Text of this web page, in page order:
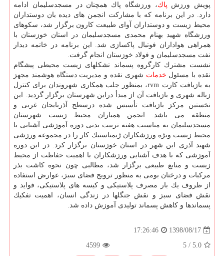
پویش ورزش پاك، ورزشگاه پاك همچنان در مسجدسلیمان ادامه
دارد. در این برنامه كه با مشاركت انجمن های دیده بان دوستداران
محیط زیست و دوستداران آوای طبیعت كارون برگزار شد، سكوهای
ورزشگاه شهید بهنام محمدی مسجدسلیمان در استان خوزستان با
همراهی هواداران فوتبال پاكسازی شد. این برنامه در خاتمه دیدار
نفت مسجدسلیمان و فولاد خوزستان انجام گرفت.
نشست مشترك كارگروه پسماند تشكلهای زیست محیطی پیشگام
نقده با مسئول خدمات شهری نقده و مدیریت دستگاه هوشمند مجهز
به بازیافت كارت rvm، بمنظور جلب همكاری شهروندان برای كنترل
زباله شهری و بازیافت آن از مبدأ دراین شهرستان برگزار گردید. این
نخستین مركز بازیافت تأسیس شده درسطح آذربایجان غربی و
منطقه می باشد. انجمن همیاران محیط زیست شهرستان
مسجدسلیمان به مناسبت هفته تربیت بدنی دوره آموزشی آشنایی با
محیط زیست ویژه ورزشكاران ژیمناستیك كار را در مجموعه ورزشی
شهید آذری این شهر در استان خوزستان برگزار كرد. در این دوره
آموزشی كه با هدف آشنایی ورزشكاران با اهمیت حفاظت از محیط
زیست و منابع طبیعی برگزار شد، مطالبی چون نحوه كاشت بذر
مركبات و درختان بومی به منظور ترویج فضای سبز، عوارض استفاده
از ظروف یك بار مصرف پلاستیكی و كیسه های پلاستیكی، فواید و
نقش فضای سبز و نقش جنگلها در زندگی انسان، اهمیت تفكیك
پسماندها و كاهش پسماند تولیدی آموزش داده شد.
1398/08/17
17:26:46
5.0
/
5
4599